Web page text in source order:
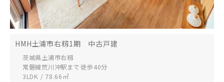
HMH土浦市右籾1期 中古戸建
茨城県土浦市右籾
常磐線荒川沖駅まで 徒歩40分
3LDK / 78.66㎡